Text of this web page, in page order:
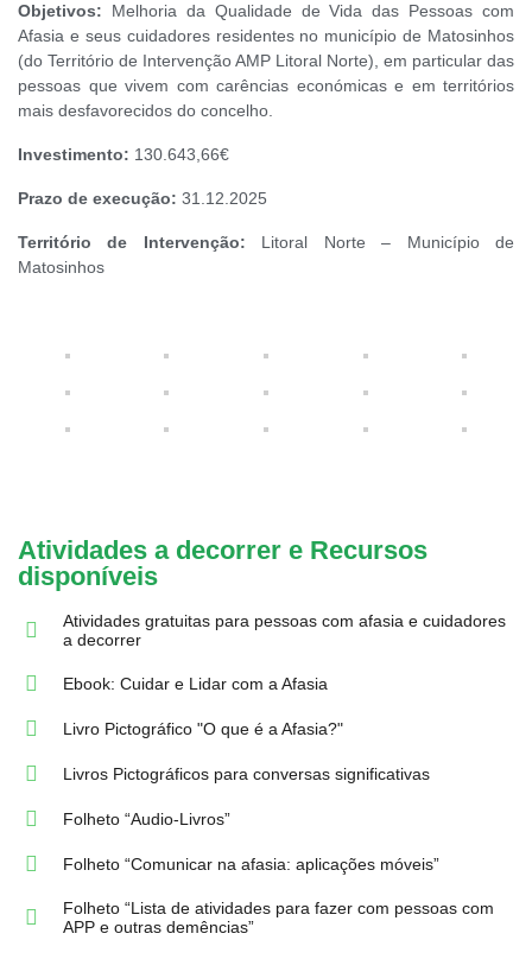
Objetivos: Melhoria da Qualidade de Vida das Pessoas com
Afasia e seus cuidadores residentes no município de Matosinhos
(do Território de Intervenção AMP Litoral Norte), em particular das
pessoas que vivem com carências económicas e em territórios
mais desfavorecidos do concelho.
Investimento: 130.643,66€
Prazo de execução: 31.12.2025
Território de Intervenção: Litoral Norte – Município de
Matosinhos
Atividades a decorrer e Recursos
disponíveis
Atividades gratuitas para pessoas com afasia e cuidadores
a decorrer
Ebook: Cuidar e Lidar com a Afasia
Livro Pictográfico "O que é a Afasia?"
Livros Pictográficos para conversas significativas
Folheto “Audio-Livros”
Folheto “Comunicar na afasia: aplicações móveis”
Folheto “Lista de atividades para fazer com pessoas com
APP e outras demências”